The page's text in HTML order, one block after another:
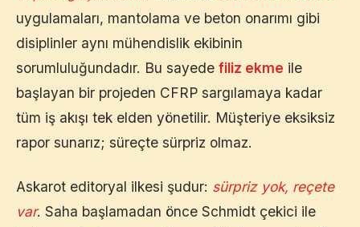
uygulamaları, mantolama ve beton onarımı gibi
disiplinler aynı mühendislik ekibinin
sorumluluğundadır. Bu sayede filiz ekme ile
başlayan bir projeden CFRP sargılamaya kadar
tüm iş akışı tek elden yönetilir. Müşteriye eksiksiz
rapor sunarız; süreçte sürpriz olmaz.
Askarot editoryal ilkesi şudur: sürpriz yok, reçete
var. Saha başlamadan önce Schmidt çekici ile